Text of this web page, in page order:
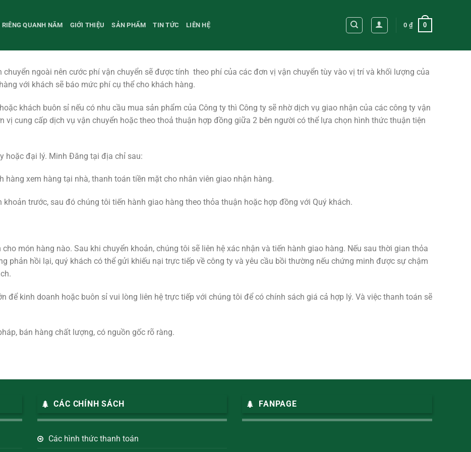
QUANH NĂM GIỚI THIỆU SẢN PHẨM TIN TỨC LIÊN HỆ 0 ₫ 0
chuyển ngoài nên cước phí vận chuyển sẽ được tính theo phí của các đơn vị vận chuyển tùy vào vị trí và khối lượng của
với khách sẽ báo mức phí cụ thể cho khách hàng.
khách buôn sỉ nếu có nhu cầu mua sản phẩm của Công ty thì Công ty sẽ nhờ dịch vụ giao nhận của các công ty vận
vị cung cấp dịch vụ vận chuyển hoặc theo thoả thuận hợp đồng giữa 2 bên người có thể lựa chọn hình thức thuận tiện
hoặc đại lý. Minh Đăng tại địa chỉ sau:
hàng xem hàng tại nhà, thanh toán tiền mặt cho nhân viên giao nhận hàng.
khoản trước, sau đó chúng tôi tiến hành giao hàng theo thỏa thuận hoặc hợp đồng với Quý khách.
món hàng nào. Sau khi chuyển khoản, chúng tôi sẽ liên hệ xác nhận và tiến hành giao hàng. Nếu sau thời gian thỏa
phản hồi lại, quý khách có thể gửi khiếu nại trực tiếp về công ty và yêu cầu bồi thường nếu chứng minh được sự chậm
để kinh doanh hoặc buôn sỉ vui lòng liên hệ trực tiếp với chúng tôi để có chính sách giá cả hợp lý. Và việc thanh toán sẽ
bán hàng chất lượng, có nguồn gốc rõ ràng.
CÁC CHÍNH SÁCH
Các hình thức thanh toán
FANPAGE